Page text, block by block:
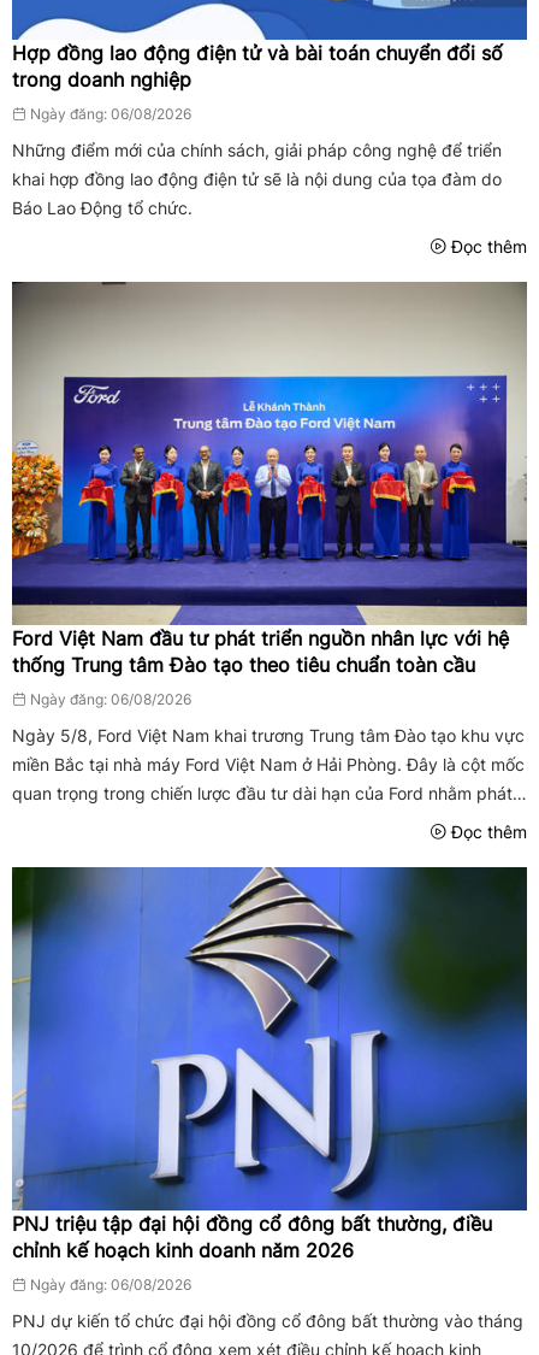
Hợp đồng lao động điện tử và bài toán chuyển đổi số
trong doanh nghiệp
Ngày đăng: 06/08/2026
Những điểm mới của chính sách, giải pháp công nghệ để triển
khai hợp đồng lao động điện tử sẽ là nội dung của tọa đàm do
Báo Lao Động tổ chức.
Đọc thêm
Ford Việt Nam đầu tư phát triển nguồn nhân lực với hệ
thống Trung tâm Đào tạo theo tiêu chuẩn toàn cầu
Ngày đăng: 06/08/2026
Ngày 5/8, Ford Việt Nam khai trương Trung tâm Đào tạo khu vực
miền Bắc tại nhà máy Ford Việt Nam ở Hải Phòng. Đây là cột mốc
quan trọng trong chiến lược đầu tư dài hạn của Ford nhằm phát
triển nguồn nhân lực chất lượng cao, chuẩn hóa năng lực hệ ...
Đọc thêm
PNJ triệu tập đại hội đồng cổ đông bất thường, điều
chỉnh kế hoạch kinh doanh năm 2026
Ngày đăng: 06/08/2026
PNJ dự kiến tổ chức đại hội đồng cổ đông bất thường vào tháng
10/2026 để trình cổ đông xem xét điều chỉnh kế hoạch kinh